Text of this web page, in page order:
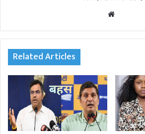
te
Related Articles